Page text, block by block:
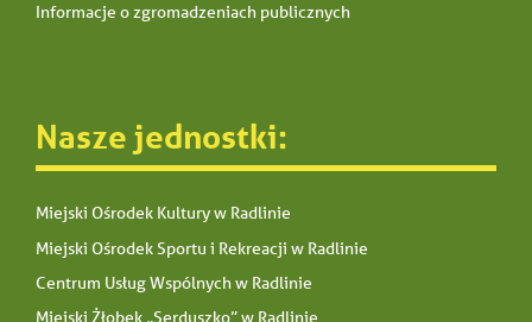
Informacje o zgromadzeniach publicznych
Nasze jednostki:
Miejski Ośrodek Kultury w Radlinie
Miejski Ośrodek Sportu i Rekreacji w Radlinie
Centrum Usług Wspólnych w Radlinie